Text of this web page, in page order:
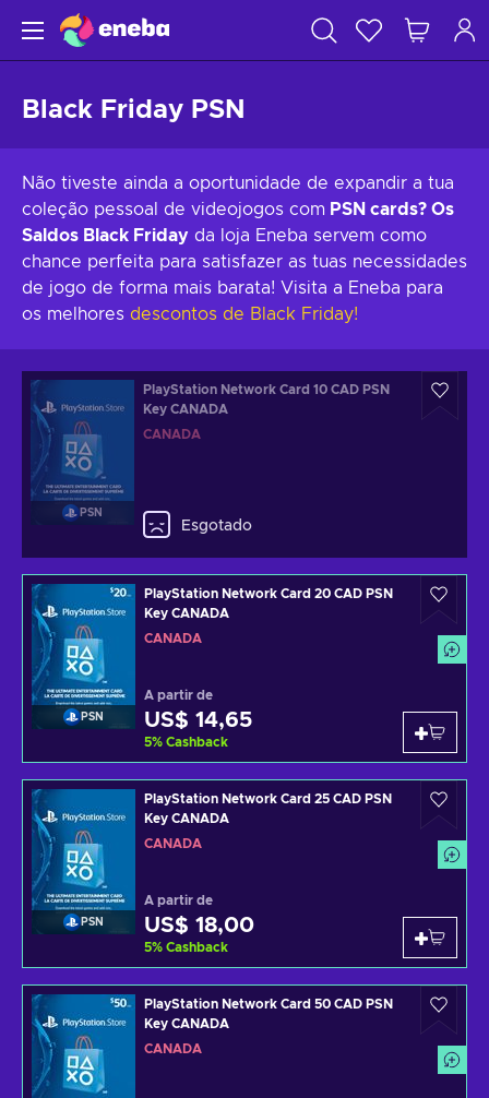
Black Friday PSN
Não tiveste ainda a oportunidade de expandir a tua
coleção pessoal de videojogos com PSN cards? Os
Saldos Black Friday da loja Eneba servem como
chance perfeita para satisfazer as tuas necessidades
de jogo de forma mais barata! Visita a Eneba para
os melhores descontos de Black Friday!
PSN
PlayStation Network Card 10 CAD PSN
Key CANADA
CANADÁ
Esgotado
PSN
PlayStation Network Card 20 CAD PSN
Key CANADA
CANADÁ
A partir de
US$ 14,65
5% Cashback
PSN
PlayStation Network Card 25 CAD PSN
Key CANADA
CANADÁ
A partir de
US$ 18,00
5% Cashback
PlayStation Network Card 50 CAD PSN
Key CANADA
CANADÁ